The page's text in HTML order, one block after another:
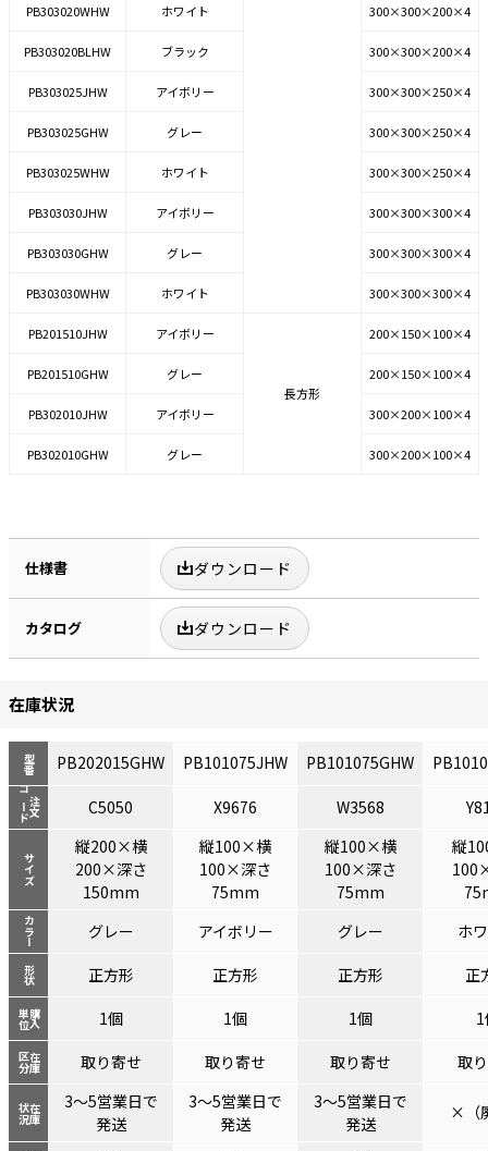
PB303020WHW ホワイト 300×300×200×4
PB303020BLHW ブラック 300×300×200×4
PB303025JHW アイボリー 300×300×250×4
PB303025GHW グレー 300×300×250×4
PB303025WHW ホワイト 300×300×250×4
PB303030JHW アイボリー 300×300×300×4
PB303030GHW グレー 300×300×300×4
PB303030WHW ホワイト 300×300×300×4
PB201510JHW アイボリー
長方形
200×150×100×4
PB201510GHW グレー 200×150×100×4
PB302010JHW アイボリー 300×200×100×4
PB302010GHW グレー 300×200×100×4
仕様書 ダウンロード
カタログ ダウンロード
在庫状況
型番
注文
コード
サイズ
カラー
形状
購入
単位
在庫
区分
在庫
状況
PB202015GHW PB101075JHW PB101075GHW
C5050 X9676 W3568
縦200×横
200×深さ
150mm
縦100×横
100×深さ
75mm
縦100×横
100×深さ
75mm
縦
グレー
アイボリー グレー
ホ
正方形
正方形 正方形
正
1個
1個 1個
取り寄せ
取り寄せ 取り寄せ
取
3～5営業日で
発送
3～5営業日で
発送
3～5営業日で
発送
×（